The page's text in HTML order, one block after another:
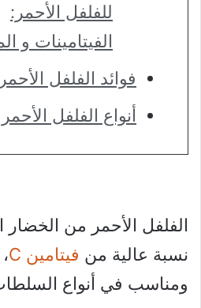
للفلفل الأحمر:
الفيتامينات و
فوائد الفلفل الأحمر
أنواع الفلفل الأحمر
الفلفل الأحمر من
نسبة عالية من فيتامين C
ومناسب في أنواع